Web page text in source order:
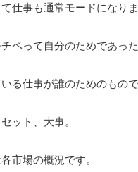
仕事も通常モードになりま
ベって自分のためであっ
る仕事が誰のためのもの
ット、大事。
市場の概況です。